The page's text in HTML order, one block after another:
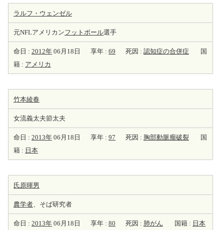
ラルフ・ウェンゼル
元NFLアメリカンフットボール選手
命日 : 2012年 06月18日 享年 : 69 死因 : 認知症の合併症
国
籍 : アメリカ
竹本綾春
女流義太夫節太夫
命日 : 2013年 06月18日 享年 : 97 死因 : 胸部動脈瘤破裂
国
籍 : 日本
氏原暉男
農学者、そば研究者
命日 : 2013年 06月18日 享年 : 80 死因 : 肺がん 国籍 : 日本